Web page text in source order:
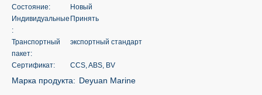
Состояние:
Новый
Индивидуальные
:
Принять
Транспортный
пакет:
экспортный стандарт
Сертификат: CCS, ABS, BV
Марка продукта: Deyuan Marine